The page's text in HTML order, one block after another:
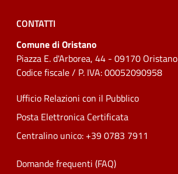
CONTATTI
Comune di Oristano
Piazza E. d'Arborea, 44 - 09170 Oristano
Codice fiscale / P. IVA: 00052090958
Ufficio Relazioni con il Pubblico
Posta Elettronica Certificata
Centralino unico: +39 0783 7911
Domande frequenti (FAQ)